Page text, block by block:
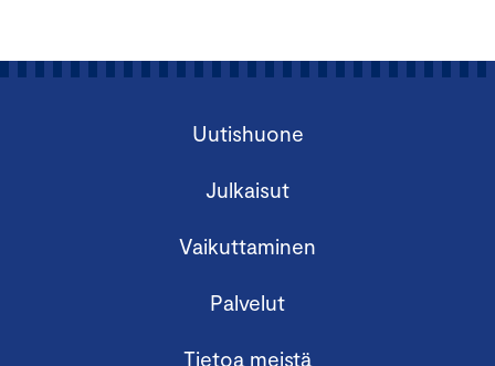
Uutishuone
Julkaisut
Vaikuttaminen
Palvelut
Tietoa meistä